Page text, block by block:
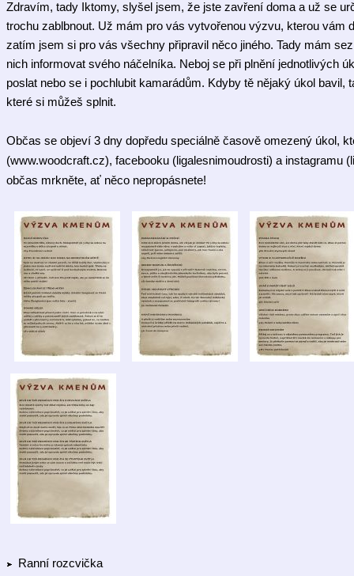
Zdravím, tady Iktomy, slyšel jsem, že jste zavření doma a už se
trochu zablbnout. Už mám pro vás vytvořenou výzvu, kterou vám
zatím jsem si pro vás všechny připravil něco jiného. Tady mám
nich informovat svého náčelníka. Neboj se při plnění jednotlivých
poslat nebo se i pochlubit kamarádům. Kdyby tě nějaký úkol bavil,
které si můžeš splnit.
Občas se objeví 3 dny dopředu speciálně časově omezený úkol,
(www.woodcraft.cz), facebooku (ligalesnimoudrosti) a instagramu
občas mrkněte, ať něco nepropásnete!
Ranní rozcvička